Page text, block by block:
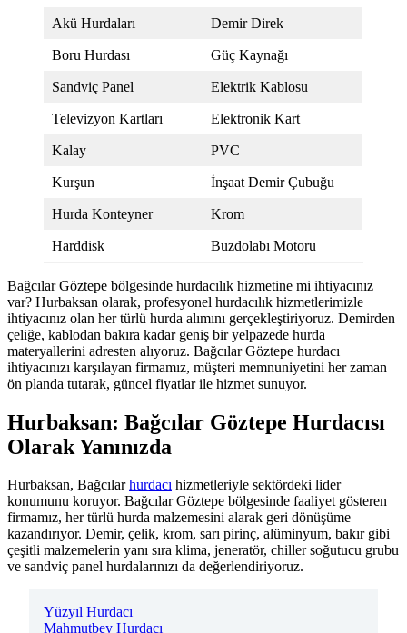
Akü Hurdaları Demir Direk
Boru Hurdası Güç Kaynağı
Sandviç Panel Elektrik Kablosu
Televizyon Kartları Elektronik Kart
Kalay PVC
Kurşun İnşaat Demir Çubuğu
Hurda Konteyner Krom
Harddisk Buzdolabı Motoru
Bağcılar Göztepe bölgesinde hurdacılık hizmetine mi ihtiyacınız
var? Hurbaksan olarak, profesyonel hurdacılık hizmetlerimizle
ihtiyacınız olan her türlü hurda alımını gerçekleştiriyoruz. Demirden
çeliğe, kablodan bakıra kadar geniş bir yelpazede hurda
materyallerini adresten alıyoruz. Bağcılar Göztepe hurdacı
ihtiyacınızı karşılayan firmamız, müşteri memnuniyetini her zaman
ön planda tutarak, güncel fiyatlar ile hizmet sunuyor.
Hurbaksan: Bağcılar Göztepe Hurdacısı
Olarak Yanınızda
Hurbaksan, Bağcılarhurdacı hizmetleriyle sektördeki lider
konumunu koruyor. Bağcılar Göztepe bölgesinde faaliyet gösteren
firmamız, her türlü hurda malzemesini alarak geri dönüşüme
kazandırıyor. Demir, çelik, krom, sarı pirinç, alüminyum, bakır gibi
çeşitli malzemelerin yanı sıra klima, jeneratör, chiller soğutucu grubu
ve sandviç panel hurdalarınızı da değerlendiriyoruz.
Yüzyıl Hurdacı
Mahmutbey Hurdacı